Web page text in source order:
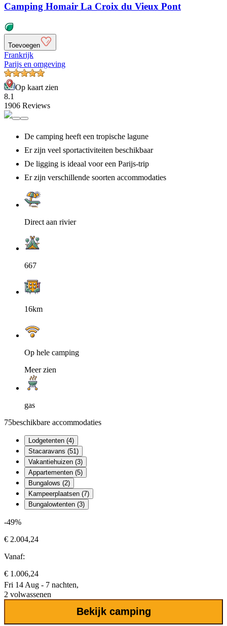
Camping Homair La Croix du Vieux Pont
Toevoegen
Frankrijk
Parijs en omgeving
Op kaart zien
8.1
1906 Reviews
De camping heeft een tropische lagune
Er zijn veel sportactiviteiten beschikbaar
De ligging is ideaal voor een Parijs-trip
Er zijn verschillende soorten accommodaties
Direct aan rivier
667
16km
Op hele camping
Meer zien
gas
75beschikbare accommodaties
Lodgetenten (4)
Stacaravans (51)
Vakantiehuizen (3)
Appartementen (5)
Bungalows (2)
Kampeerplaatsen (7)
Bungalowtenten (3)
-49%
€ 2.004,24
Vanaf:
€ 1.006,24
Fri 14 Aug - 7 nachten,
2 volwassenen
Bekijk camping